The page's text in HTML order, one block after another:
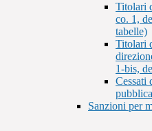
Titolari
co. 1,
tabelle)
Titolari
1-bis,
Cessati
Sanzioni per